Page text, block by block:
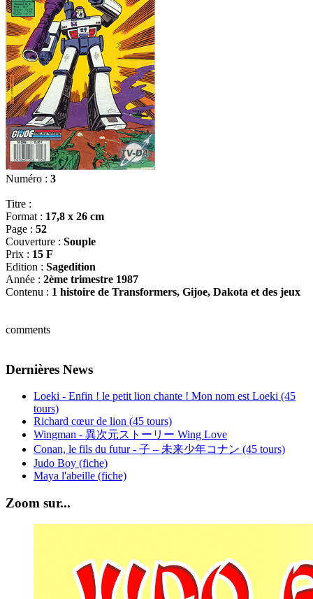
Numéro : 3
Titre :
Format : 17,8 x 26 cm
Page : 52
Couverture : Souple
Prix : 15 F
Edition : Sagedition
Année : 2ème trimestre 1987
Contenu : 1 histoire de Transformers, Gijoe, Dakota et des jeux
comments
Dernières News
Loeki - Enfin ! le petit lion chante ! Mon nom est Loeki (45
tours)
Richard cœur de lion (45 tours)
Wingman - 異次元ストーリー Wing Love
Conan, le fils du futur - 子 – 未来少年コナン (45 tours)
Judo Boy (fiche)
Maya l'abeille (fiche)
Zoom sur...